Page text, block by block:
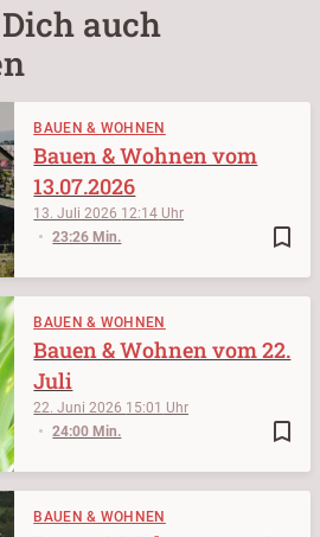
auch
BAUEN & WOHNEN
bookmark_border
13. Juli 2026 12:14
23:26 Min.
Bauen & Wohnen vom
13.07.2026
BAUEN & WOHNEN
bookmark_border
22. Juni 2026 15:01
24:00 Min.
Bauen & Wohnen vom 22.
Juli
BAUEN & WOHNEN